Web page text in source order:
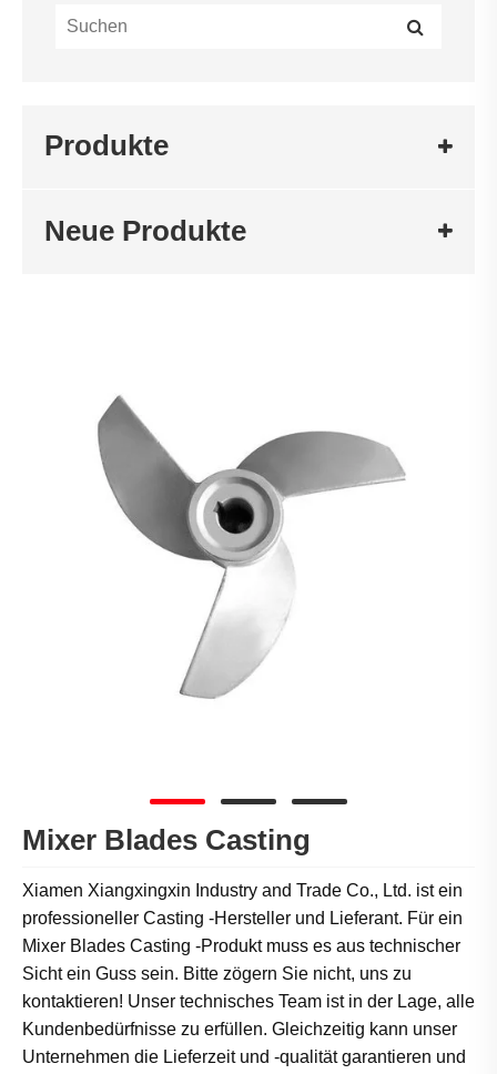
Produkte
Neue Produkte
Mixer Blades Casting
Xiamen Xiangxingxin Industry and Trade Co., Ltd. ist ein
professioneller Casting -Hersteller und Lieferant. Für ein
Mixer Blades Casting -Produkt muss es aus technischer
Sicht ein Guss sein. Bitte zögern Sie nicht, uns zu
kontaktieren! Unser technisches Team ist in der Lage, alle
Kundenbedürfnisse zu erfüllen. Gleichzeitig kann unser
Unternehmen die Lieferzeit und -qualität garantieren und